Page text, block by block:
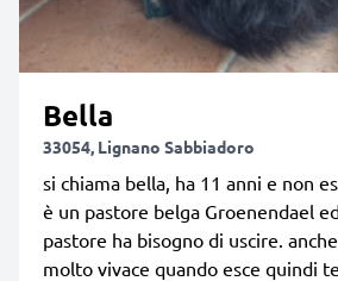
Bella
33054, Lignano Sabbiadoro
si chiama bella, ha 11 anni e non
è un pastore belga Groenendael
pastore ha bisogno di uscire.
molto vivace quando esce quindi